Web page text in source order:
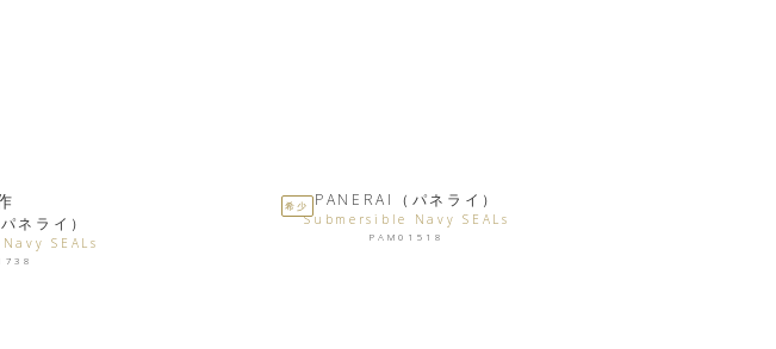
ネライ）
SEALs
希少 PANERAI（パネライ）
Submersible Navy SEALs
PAM01518